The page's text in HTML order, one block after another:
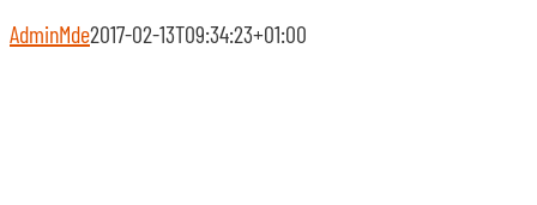
AdminMde2017-02-13T09:34:23+01:00